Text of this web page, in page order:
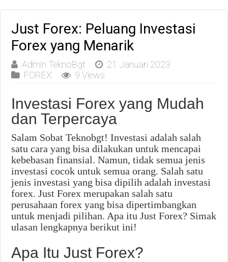
Just Forex: Peluang Investasi
Forex yang Menarik
Admin TeknoBgt
21 Januari 2023
FOREX
9 Views
Investasi Forex yang Mudah
dan Terpercaya
Salam Sobat Teknobgt! Investasi adalah salah
satu cara yang bisa dilakukan untuk mencapai
kebebasan finansial. Namun, tidak semua jenis
investasi cocok untuk semua orang. Salah satu
jenis investasi yang bisa dipilih adalah investasi
forex. Just Forex merupakan salah satu
perusahaan forex yang bisa dipertimbangkan
untuk menjadi pilihan. Apa itu Just Forex? Simak
ulasan lengkapnya berikut ini!
Apa Itu Just Forex?